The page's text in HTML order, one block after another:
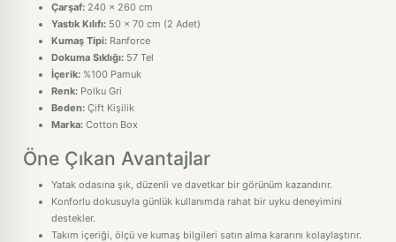
Çarşaf: 240 x 260 cm
Yastık Kılıfı: 50 x 70 cm (2 Adet)
Kumaş Tipi: Ranforce
Dokuma Sıklığı: 57 Tel
İçerik: %100 Pamuk
Renk: Polku Gri
Beden: Çift Kişilik
Marka: Cotton Box
Öne Çıkan Avantajlar
Yatak odasına şık, düzenli ve davetkar bir görünüm kazandırır.
Konforlu dokusuyla günlük kullanımda rahat bir uyku deneyimini
destekler.
Takım içeriği, ölçü ve kumaş bilgileri satın alma kararını kolaylaştırır.